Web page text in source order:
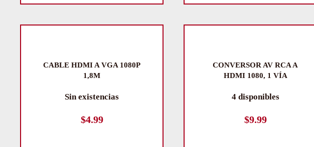
CABLE HDMI A VGA 1080P
1,8M
Sin existencias
$4.99
CONVERSOR AV RCA A
HDMI 1080, 1 VÍA
4 disponibles
$9.99